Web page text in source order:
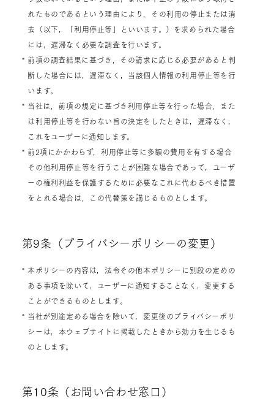
れたものであるという理由により，その利用の停止または消
去（以下，「利用停止等」といいます。）を求められた場合
には，遅滞なく必要な調査を行います。
* 前項の調査結果に基づき，その請求に応じる必要があると判
断した場合には，遅滞なく，当該個人情報の利用停止等を行
います。
* 当社は，前項の規定に基づき利用停止等を行った場合，また
は利用停止等を行わない旨の決定をしたときは，遅滞なく，
これをユーザーに通知します。
* 前2項にかかわらず，利用停止等に多額の費用を有する場合
その他利用停止等を行うことが困難な場合であって，ユーザ
ーの権利利益を保護するために必要なこれに代わるべき措置
をとれる場合は，この代替策を講じるものとします。
第9条（プライバシーポリシーの変更）
* 本ポリシーの内容は，法令その他本ポリシーに別段の定めの
ある事項を除いて，ユーザーに通知することなく，変更する
ことができるものとします。
* 当社が別途定める場合を除いて，変更後のプライバシーポリ
シーは，本ウェブサイトに掲載したときから効力を生じるも
のとします。
第10条（お問い合わせ窓口）